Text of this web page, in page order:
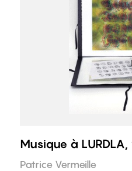
Musique à
Patrice Vermeille